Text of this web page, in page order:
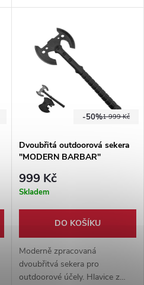
Vašeho domova. Dodáváno s
umělé kůže.
1 999 Kč
-50%
Dvoubřitá outdoorová sekera
"MODERN BARBAR"
999 Kč
Skladem
DO KOŠÍKU
Moderně zpracovaná
dvoubřitvá sekera pro
outdoorové účely. Hlavice z